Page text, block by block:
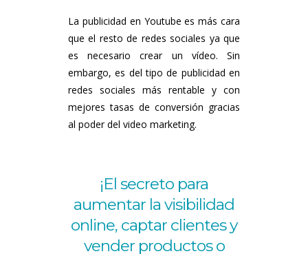
La publicidad en Youtube es más cara
que el resto de redes sociales ya que
es necesario crear un vídeo. Sin
embargo, es del tipo de publicidad en
redes sociales más rentable y con
mejores tasas de conversión gracias
al poder del video marketing.
¡El secreto para
aumentar la visibilidad
online, captar clientes y
vender productos o